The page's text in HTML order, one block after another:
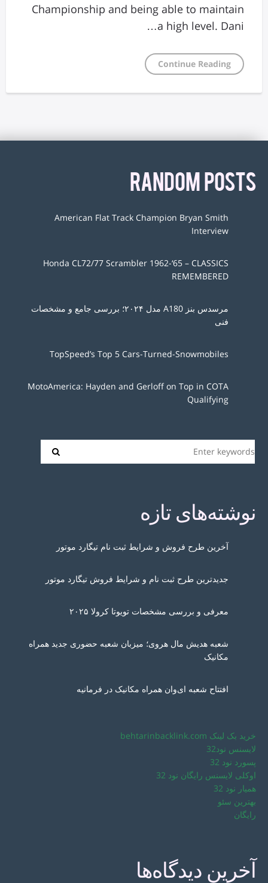
Championship and being able to maintain
a high level. Dani…
Continue Reading
RANDOM POSTS
American Flat Track Champion Bryan Smith
Interview
Honda CL72/77 Scrambler 1962-‘65 – CLASSICS
REMEMBERED
مرسدس بنز A180 مدل ۲۰۲۴؛ بررسی جامع و مشخصات
فنی
TopSpeed’s Top 5 Cars-Turned-Snowmobiles
MotoAmerica: Hayden and Gerloff on Top in COTA
Qualifying
نوشته‌های تازه
آخرین طرح فروش و شرایط ثبت نام تیگارد موتور
جدیدترین طرح ثبت نام و شرایط فروش تیگارد موتور
معرفی و بررسی مشخصات تویوتا کرولا ۲۰۲۵
شعبه هدیش مال هروی؛ میزبان شعبه حضوری جدید همراه
مکانیک
افتتاح شعبه ای‌وان همراه مکانیک در فرمانیه
خرید بک لینک behtarinbacklink.com
لایسنس نود32
پسورد نود 32
اوکلی لایسنس رایگان نود 32
همیار نود 32
بهترین سئو
رایگان
آخرین دیدگاه‌ها